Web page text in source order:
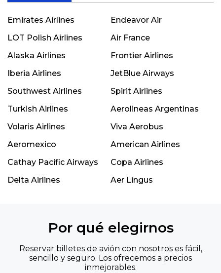
Emirates Airlines
Endeavor Air
LOT Polish Airlines
Air France
Alaska Airlines
Frontier Airlines
Iberia Airlines
JetBlue Airways
Southwest Airlines
Spirit Airlines
Turkish Airlines
Aerolineas Argentinas
Volaris Airlines
Viva Aerobus
Aeromexico
American Airlines
Cathay Pacific Airways
Copa Airlines
Delta Airlines
Aer Lingus
Por qué elegirnos
Reservar billetes de avión con nosotros es fácil,
sencillo y seguro. Los ofrecemos a precios
inmejorables.